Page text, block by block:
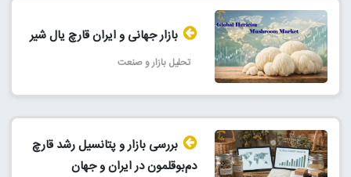
بازار جهانی و ایران قارچ یال شیر
تحلیل بازار و صنعت
بررسی بازار و پتانسیل رشد قارچ
دم‌بوقلمون در ایران و جهان